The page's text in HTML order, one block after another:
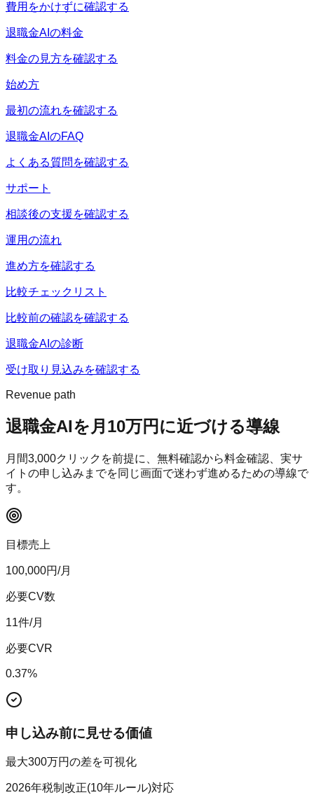
費用をかけずに確認する
退職金AIの料金
料金の見方を確認する
始め方
最初の流れを確認する
退職金AIのFAQ
よくある質問を確認する
サポート
相談後の支援を確認する
運用の流れ
進め方を確認する
比較チェックリスト
比較前の確認を確認する
退職金AIの診断
受け取り見込みを確認する
Revenue path
退職金AIを月10万円に近づける導線
月間3,000クリックを前提に、無料確認から料金確認、実サ
イトの申し込みまでを同じ画面で迷わず進めるための導線で
す。
目標売上
100,000円/月
必要CV数
11件/月
必要CVR
0.37%
申し込み前に見せる価値
最大300万円の差を可視化
2026年税制改正(10年ルール)対応